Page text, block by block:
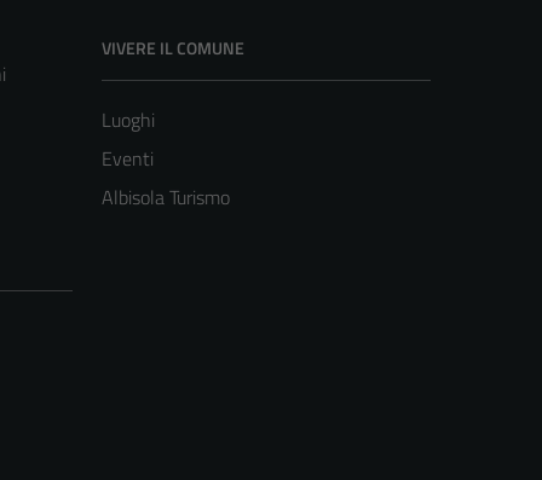
VIVERE IL COMUNE
Luoghi
Eventi
Albisola Turismo